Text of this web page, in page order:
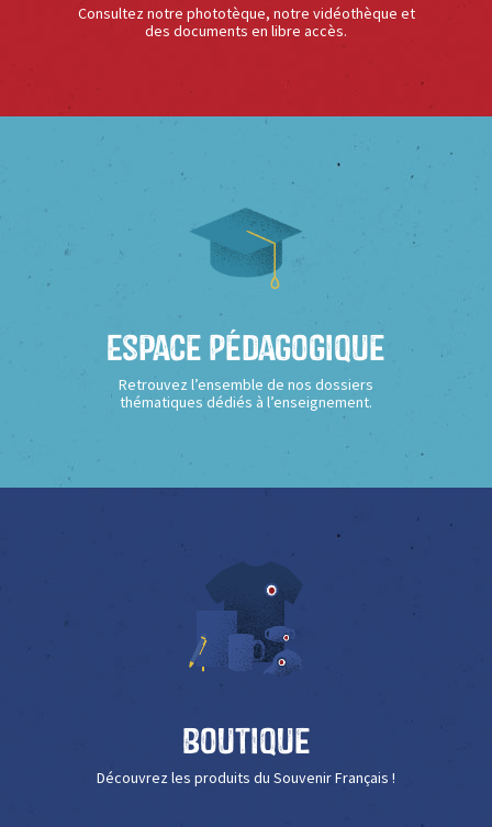
Consultez notre phototèque, notre vidéothèque et
des documents en libre accès.
Espace Pédagogique
Retrouvez l’ensemble de nos dossiers
thématiques dédiés à l’enseignement.
Boutique
Découvrez les produits du Souvenir Français !